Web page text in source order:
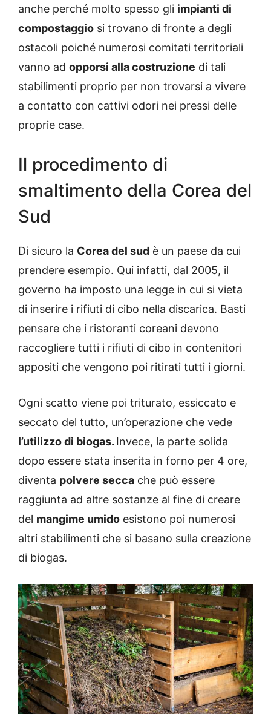
anche perché molto spesso gli impianti di
compostaggio si trovano di fronte a degli
ostacoli poiché numerosi comitati territoriali
vanno ad opporsi alla costruzione di tali
stabilimenti proprio per non trovarsi a vivere
a contatto con cattivi odori nei pressi delle
proprie case.
Il procedimento di
smaltimento della Corea del
Sud
Di sicuro la Corea del sud è un paese da cui
prendere esempio. Qui infatti, dal 2005, il
governo ha imposto una legge in cui si vieta
di inserire i rifiuti di cibo nella discarica. Basti
pensare che i ristoranti coreani devono
raccogliere tutti i rifiuti di cibo in contenitori
appositi che vengono poi ritirati tutti i giorni.
Ogni scatto viene poi triturato, essiccato e
seccato del tutto, un’operazione che vede
l’utilizzo di biogas. Invece, la parte solida
dopo essere stata inserita in forno per 4 ore,
diventa polvere secca che può essere
raggiunta ad altre sostanze al fine di creare
del mangime umido esistono poi numerosi
altri stabilimenti che si basano sulla creazione
di biogas.